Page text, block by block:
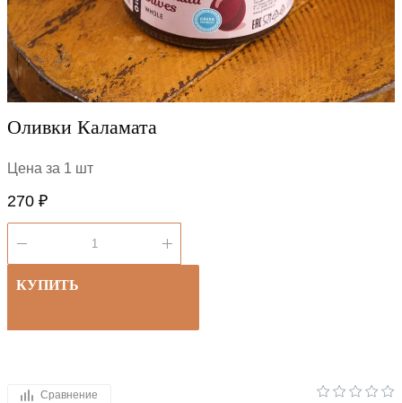
Оливки Каламата
Цена за 1 шт
270 ₽
КУПИТЬ
Сравнение